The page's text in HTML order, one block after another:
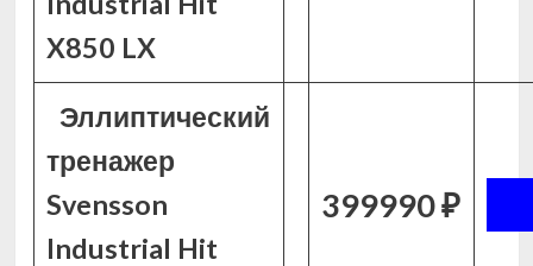
X850 LX
Эллиптический
тренажер
Svensson
Industrial Hit
399990 ₽